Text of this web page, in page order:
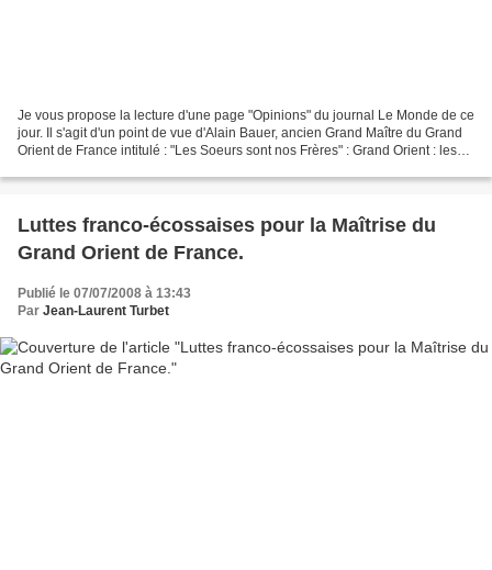
Je vous propose la lecture d'une page "Opinions" du journal Le Monde de ce
jour. Il s'agit d'un point de vue d'Alain Bauer, ancien Grand Maître du Grand
Orient de France intitulé : "Les Soeurs sont nos Frères" : Grand Orient : les
Luttes franco-écossaises pour la Maîtrise du
Grand Orient de France.
Publié le 07/07/2008 à 13:43
Par Jean-Laurent Turbet